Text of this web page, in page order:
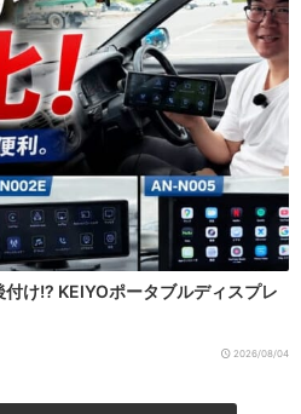
け!? KEIYOポータブルディスプレ
2026/08/04